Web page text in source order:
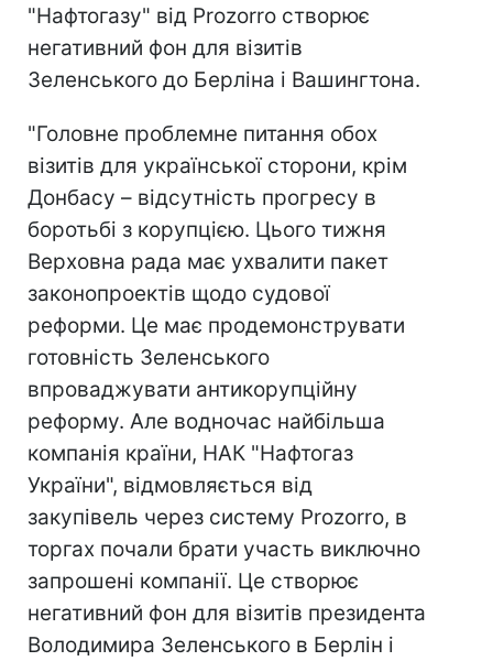
"Нафтогазу" від Prozorro створює
негативний фон для візитів
Зеленського до Берліна і Вашингтона.
"Головне проблемне питання обох
візитів для української сторони, крім
Донбасу – відсутність прогресу в
боротьбі з корупцією. Цього тижня
Верховна рада має ухвалити пакет
законопроектів щодо судової
реформи. Це має продемонструвати
готовність Зеленського
впроваджувати антикорупційну
реформу. Але водночас найбільша
компанія країни, НАК "Нафтогаз
України", відмовляється від
закупівель через систему Prozorro, в
торгах почали брати участь виключно
запрошені компанії. Це створює
негативний фон для візитів президента
Володимира Зеленського в Берлін і